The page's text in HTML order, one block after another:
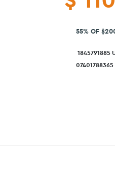
55% OF
1845791885
07401788365